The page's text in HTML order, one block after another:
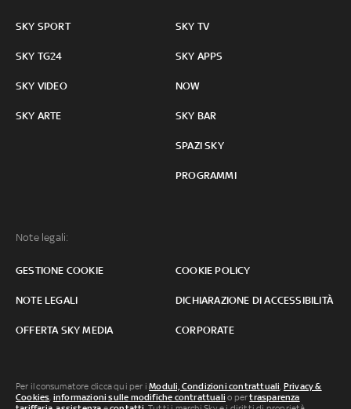
SKY SPORT
SKY TG24
SKY VIDEO
SKY ARTE
SKY TV
SKY APPS
NOW
SKY BAR
SPAZI SKY
PROGRAMMI
Note legali:
GESTIONE COOKIE COOKIE POLICY
NOTE LEGALI DICHIARAZIONE DI ACCESSIBILITÀ
OFFERTA SKY MEDIA CORPORATE
Per il consumatore clicca qui per iModuli, Condizioni contrattuali Privacy &
Cookies informazioni sulle modifiche contrattuali o pertrasparenza